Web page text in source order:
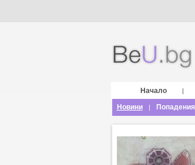
Начало |
Новини | Попадения